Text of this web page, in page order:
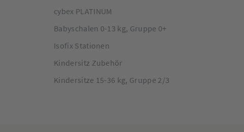
cybex PLATINUM
Babyschalen 0-13 kg, Gruppe 0+
Isofix Stationen
Kindersitz Zubehör
Kindersitze 15-36 kg, Gruppe 2/3